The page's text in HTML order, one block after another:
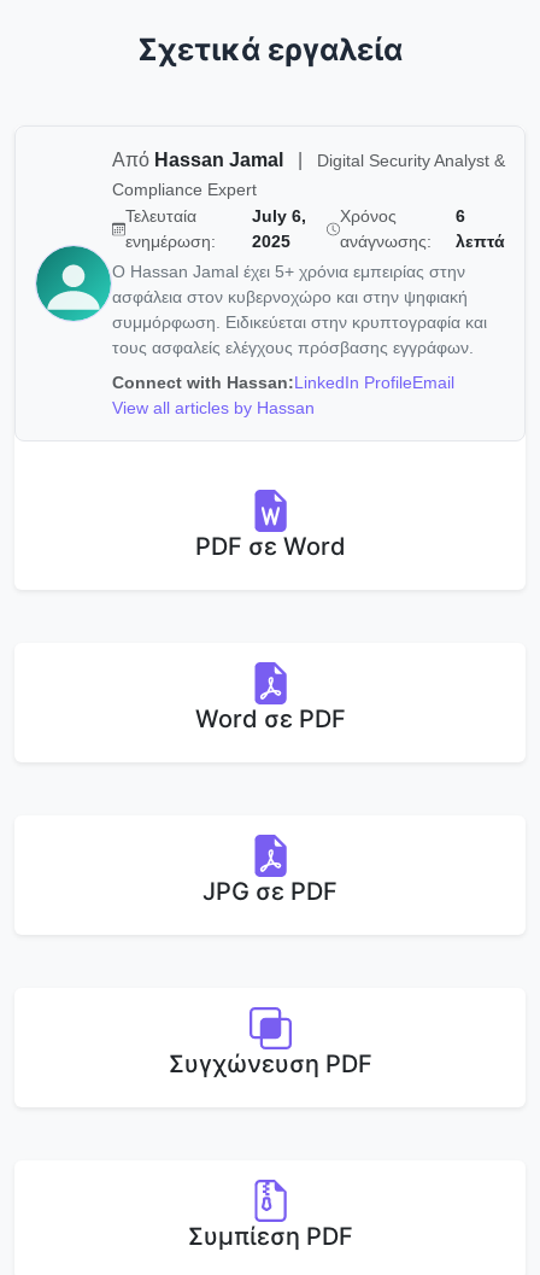
Σχετικά εργαλεία
Από Hassan Jamal
Digital Security Analyst &
Compliance Expert
Τελευταία
ενημέρωση:
July 6,
2025
Χρόνος
ανάγνωσης:
6
λεπτά
Ο Hassan Jamal έχει 5+ χρόνια εμπειρίας στην
ασφάλεια στον κυβερνοχώρο και στην ψηφιακή
συμμόρφωση. Ειδικεύεται στην κρυπτογραφία και
τους ασφαλείς ελέγχους πρόσβασης εγγράφων.
Connect with Hassan:LinkedIn ProfileEmail
View all articles by Hassan
PDF σε Word
Word σε PDF
JPG σε PDF
Συγχώνευση PDF
Συμπίεση PDF